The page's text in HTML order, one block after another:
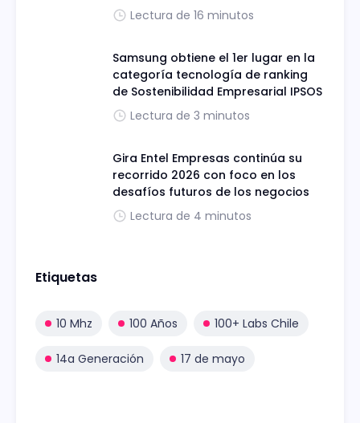
Lectura de 16 minutos
Samsung obtiene el 1er lugar en la
categoría tecnología de ranking
de Sostenibilidad Empresarial IPSOS
Lectura de 3 minutos
Gira Entel Empresas continúa su
recorrido 2026 con foco en los
desafíos futuros de los negocios
Lectura de 4 minutos
Etiquetas
10 Mhz 100 Años 100+ Labs Chile
14a Generación 17 de mayo